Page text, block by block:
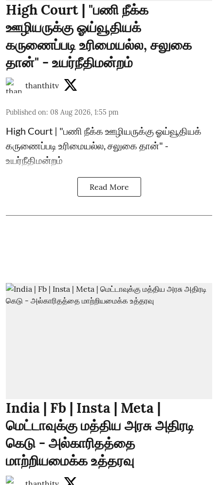
High Court | "பணி நீக்க
ஊழியருக்கு ஓய்வூதியக்
கருணைப்படி உரிமையல்ல, சலுகை
தான்" - உயர்நீதிமன்றம்
thanthitv
Published on: 08 Aug 2026, 1:55 pm
High Court | "பணி நீக்க ஊழியருக்கு ஓய்வூதியக்
கருணைப்படி உரிமையல்ல, சலுகை தான்" -
உயர்நீதிமன்றம்
Read More
India | Fb | Insta | Meta |
மெட்டாவுக்கு மத்திய அரசு அதிரடி
கெடு - அல்காரிதத்தை
மாற்றியமைக்க உத்தரவு